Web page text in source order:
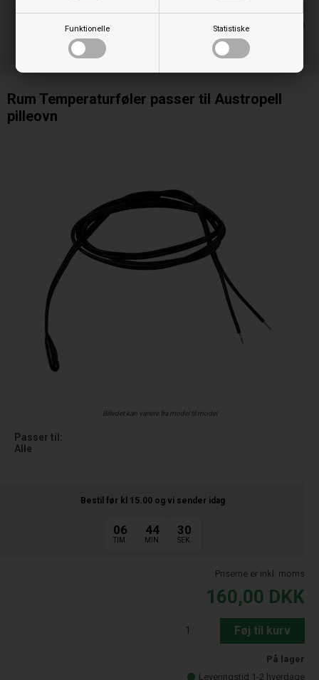
Funktionelle Statistiske
På lager
Leveringstid 1-2 hverdage
Rum Temperaturføler passer til Austropell
pilleovn
Billedet kan variere fra model til model
Passer til:
Alle
Bestil før kl 15.00 og vi sender idag
06
TIM.
44
MIN.
29
SEK.
Priserne er inkl. moms
160,00 DKK
Føj til kurv
På lager
Leveringstid 1-2 hverdage